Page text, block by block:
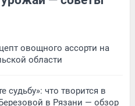
овощного ассорти на
области
что творится в
в Рязани — обзор